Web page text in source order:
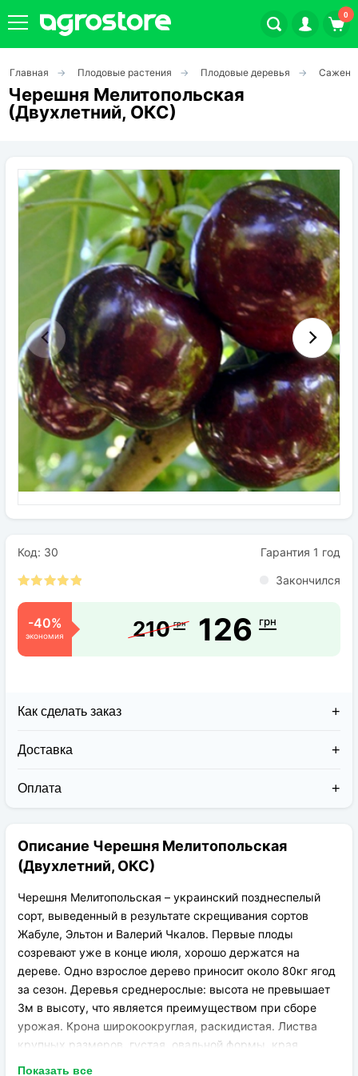
0
Плодовые кустарники
Плодовые растения
Декоративные растения
Цветы
Травы
Овощи (на посадку)
Штамбовые ягодные кусты
Семена
Удобрения
Средства защиты растений
Главная Плодовые растения Плодовые деревья
Черешня Мелитопольская
(Двухлетний, ОКС)
Код: 30 Гарантия 1 год
Закончился
-40%
экономия 210 грн 126 грн
Как сделать заказ
Доставка
курьерскими службами:
транспортировки вплоть до 14 дней (с учётом
хранения на складе).
Оплата
На карту приват банка перед отправкой;
По выставленному счёту (реквизитам
юридического лица);
Описание Черешня Мелитопольская
(Двухлетний, ОКС)
Черешня Мелитопольская – украинский позднеспелый
сорт, выведенный в результате скрещивания сортов
Жабуле, Эльтон и Валерий Чкалов. Первые плоды
созревают уже в конце июля, хорошо держатся на
дереве. Одно взрослое дерево приносит около 80кг ягод
за сезон. Деревья среднерослые: высота не превышает
3м в высоту, что является преимуществом при сборе
урожая. Крона широкоокруглая, раскидистая. Листва
крупных размеров, густая, овальной формы, края
Показать все